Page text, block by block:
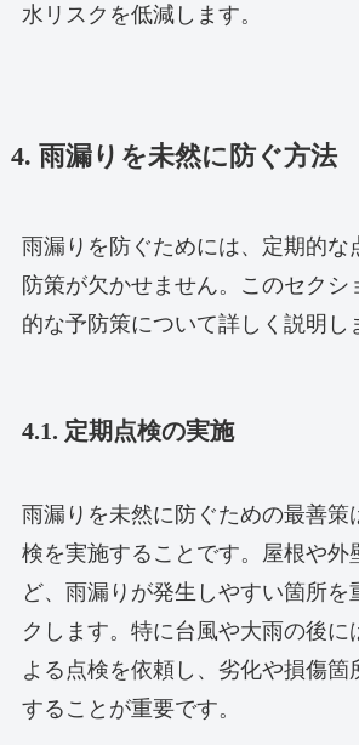
水リスクを低減します。
4. 雨漏りを未然に防ぐ方法
雨漏りを防ぐためには、定期的な
防策が欠かせません。このセクシ
的な予防策について詳しく説明し
4.1. 定期点検の実施
雨漏りを未然に防ぐための最善策
検を実施することです。屋根や外
ど、雨漏りが発生しやすい箇所を
クします。特に台風や大雨の後に
よる点検を依頼し、劣化や損傷箇
することが重要です。